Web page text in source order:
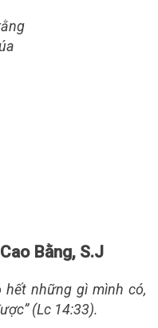
Bằng, S.J
hết những gì mình có,
(Lc 14:33).